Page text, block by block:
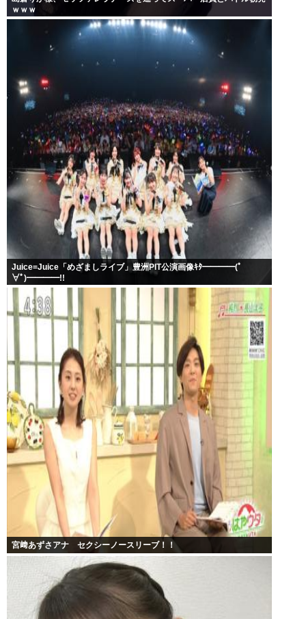
ｗｗｗ
Juice=Juice「めざましライブ」豊洲PIT公演画像ｷﾀ━━━━(ﾟ
∀ﾟ)━━━━!!
宮﨑あずさアナ セクシーノースリーブ！！